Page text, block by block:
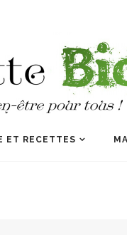
ET RECETTES